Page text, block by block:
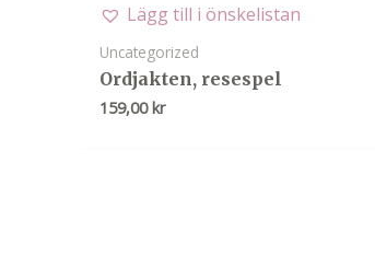
Lägg till i önskelistan
Uncategorized
Ordjakten, resespel
159,00 kr